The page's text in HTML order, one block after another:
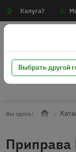
Калуга?
Вы здесь:
Приправа
Выбрать другой